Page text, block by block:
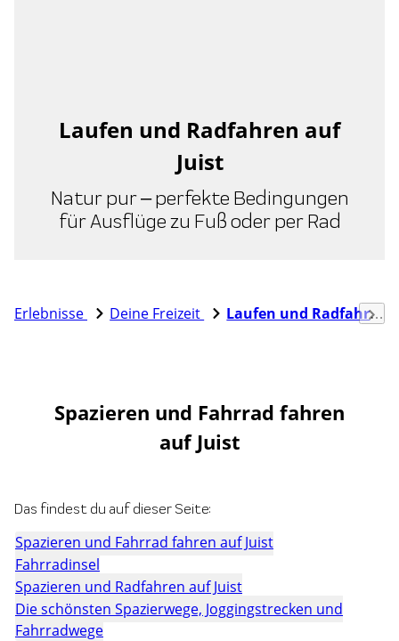
Laufen und Radfahren auf
Juist
Natur pur – perfekte Bedingungen
für Ausflüge zu Fuß oder per Rad
Erlebnisse Deine Freizeit Laufen und Radfahren
Spazieren und Fahrrad fahren
auf Juist
Das findest du auf dieser Seite:
Spazieren und Fahrrad fahren auf Juist
Fahrradinsel
Spazieren und Radfahren auf Juist
Die schönsten Spazierwege, Joggingstrecken und
Fahrradwege